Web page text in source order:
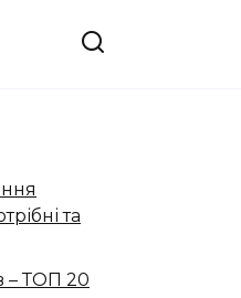
та
– ТОП 20